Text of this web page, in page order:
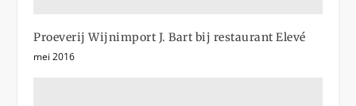
Proeverij Wijnimport J. Bart bij restaurant Elevé
mei 2016